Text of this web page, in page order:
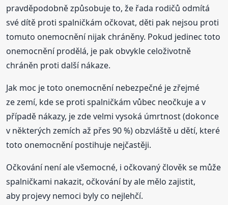
pravděpodobně způsobuje to, že řada rodičů odmítá
své dítě proti spalničkám očkovat, děti pak nejsou proti
tomuto onemocnění nijak chráněny. Pokud jedinec toto
onemocnění prodělá, je pak obvykle celoživotně
chráněn proti další nákaze.
Jak moc je toto onemocnění nebezpečné je zřejmé
ze zemí, kde se proti spalničkám vůbec neočkuje a v
případě nákazy, je zde velmi vysoká úmrtnost (dokonce
v některých zemích až přes 90 %) obzvláště u dětí, které
toto onemocnění postihuje nejčastěji.
Očkování není ale všemocné, i očkovaný člověk se může
spalničkami nakazit, očkování by ale mělo zajistit,
aby projevy nemoci byly co nejlehčí.